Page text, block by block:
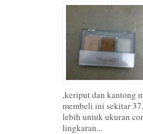
,keriput dan kantong
membeli ini sekitar
lebih untuk ukuran
lingkaran...